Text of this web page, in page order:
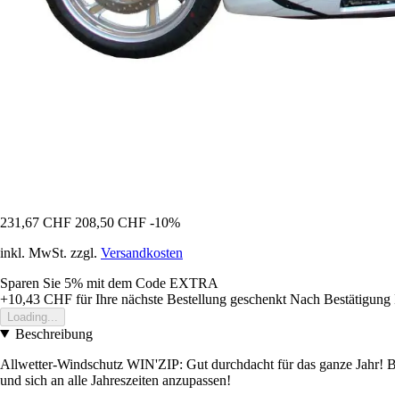
231,67 CHF 208,50 CHF -10%
inkl. MwSt. zzgl. Versandkosten
Sparen Sie 5% mit dem Code EXTRA
+10,43 CHF für Ihre nächste Bestellung geschenkt Nach Bestätigung
Loading...
Beschreibung
Allwetter-Windschutz WIN'ZIP: Gut durchdacht für das ganze Jahr!
und sich an alle Jahreszeiten anzupassen!